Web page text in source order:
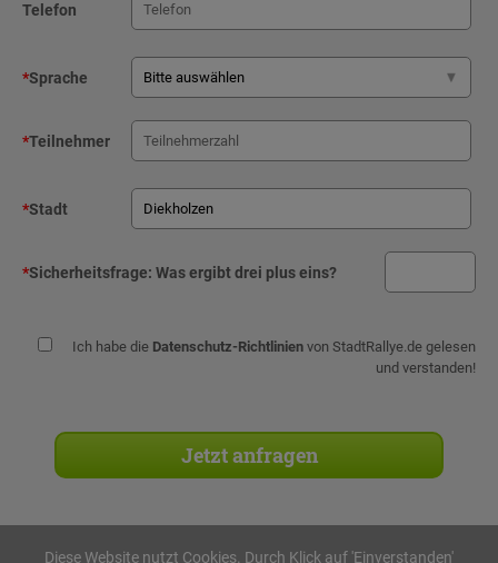
Telefon
*Sprache
*Teilnehmer
*Stadt
*Sicherheitsfrage: Was ergibt drei plus eins?
Ich habe die Datenschutz-Richtlinien von StadtRallye.de gelesen
und verstanden!
Diese Website nutzt Cookies. Durch Klick auf 'Einverstanden'